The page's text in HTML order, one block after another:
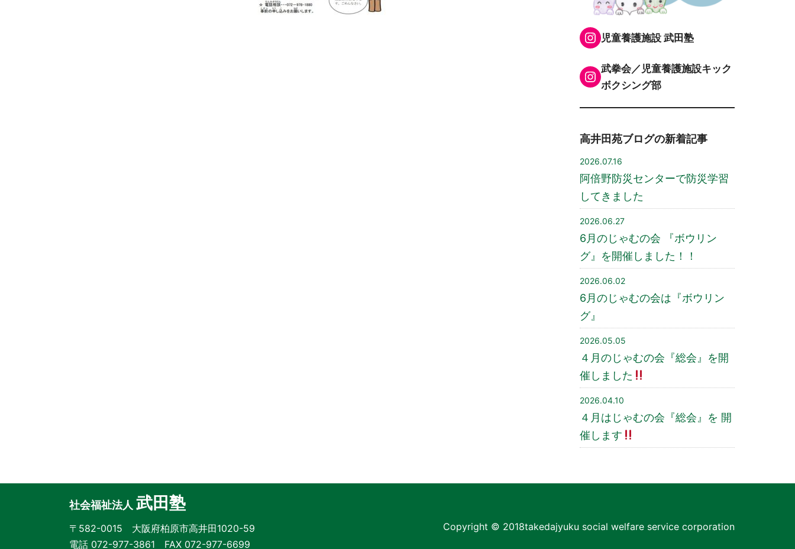
Instagram
児童養護施設 武田塾
Instagram
武拳会／児童養護施設キック
ボクシング部
高井田苑ブログの新着記事
2026.07.16
阿倍野防災センターで防災学習
してきました
2026.06.27
6月のじゃむの会 『ボウリン
グ』を開催しました！！
2026.06.02
6月のじゃむの会は『ボウリン
グ』
2026.05.05
４月のじゃむの会『総会』を開
催しました
2026.04.10
４月はじゃむの会『総会』を 開
催します
社会福祉法人 武田塾
〒582-0015 大阪府柏原市高井田1020-59
電話 072-977-3861 FAX 072-977-6699
Copyright © 2018takedajyuku social welfare service corporation